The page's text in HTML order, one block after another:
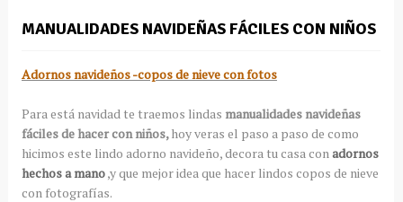
MANUALIDADES NAVIDEÑAS FÁCILES CON NIÑOS
Adornos navideños -copos de nieve con fotos
Para está navidad te traemos lindas manualidades navideñas
fáciles de hacer con niños,hoy veras el paso a paso de como
hicimos este lindo adorno navideño, decora tu casa con adornos
hechos a mano,y que mejor idea que hacer lindos copos de nieve
con fotografías.